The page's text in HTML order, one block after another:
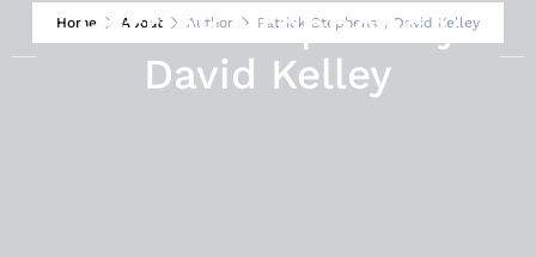
Home About Author Patrick Stephens y David Kelley
Patrick Stephens y
David Kelley